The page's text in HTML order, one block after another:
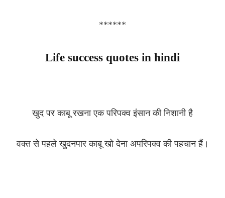
******
Life success quotes in hindi
खुद पर काबू रखना एक परिपक्व इंसान की निशानी है
वक्त से पहले खुदनपार काबू खो देना अपरिपक्व की पहचान हैं।